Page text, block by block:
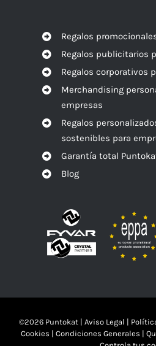
Regalos
Regalos publicitarios
Regalos corporativos
Merchandising
empresas
Regalos
sostenibles para
Garantía total
Blog
©2026 Puntokat | Aviso Legal |
Cookies | Condiciones Generales |